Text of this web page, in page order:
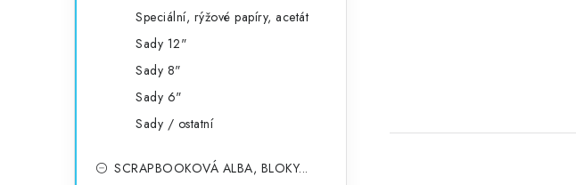
Speciální, rýžové papíry, acetát
Sady 12"
Sady 8"
Sady 6"
Sady / ostatní
SCRAPBOOKOVÁ ALBA, BLOKY...